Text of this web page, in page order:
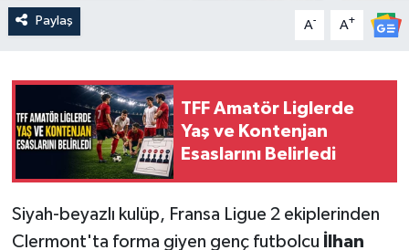
Paylaş A- A+
TFF Amatör Liglerde
Yaş ve Kontenjan
Esaslarını Belirledi
Siyah-beyazlı kulüp, Fransa Ligue 2 ekiplerinden
Clermont'ta forma giyen genç futbolcu
İlhan